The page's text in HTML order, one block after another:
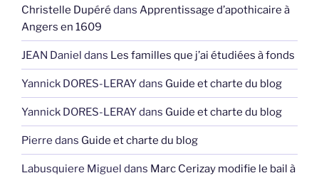
Christelle Dupéré dans Apprentissage d’apothicaire à
Angers en 1609
JEAN Daniel dans Les familles que j’ai étudiées à fonds
Yannick DORES-LERAYdans Guide et charte du blog
Yannick DORES-LERAYdans Guide et charte du blog
Pierre dans Guide et charte du blog
Labusquiere Miguel dans Marc Cerizay modifie le bail à